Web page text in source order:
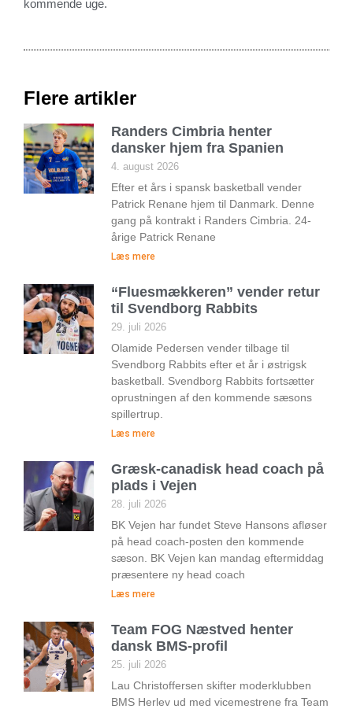
kommende uge.
Flere artikler
Randers Cimbria henter
dansker hjem fra Spanien
4. august 2026
Efter et års i spansk basketball vender
Patrick Renane hjem til Danmark. Denne
gang på kontrakt i Randers Cimbria. 24-
årige Patrick Renane
Læs mere
“Fluesmækkeren” vender retur
til Svendborg Rabbits
29. juli 2026
Olamide Pedersen vender tilbage til
Svendborg Rabbits efter et år i østrigsk
basketball. Svendborg Rabbits fortsætter
oprustningen af den kommende sæsons
spillertrup.
Læs mere
Græsk-canadisk head coach på
plads i Vejen
28. juli 2026
BK Vejen har fundet Steve Hansons afløser
på head coach-posten den kommende
sæson. BK Vejen kan mandag eftermiddag
præsentere ny head coach
Læs mere
Team FOG Næstved henter
dansk BMS-profil
25. juli 2026
Lau Christoffersen skifter moderklubben
BMS Herlev ud med vicemestrene fra Team